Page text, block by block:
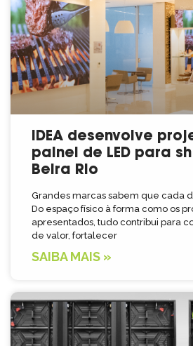
IDEA desenvolve
painel de LED para
Beira Rio
Grandes marcas sabem que cada
Do espaço físico à forma como os
apresentados, tudo contribui para
de valor, fortalecer
SAIBA MAIS »